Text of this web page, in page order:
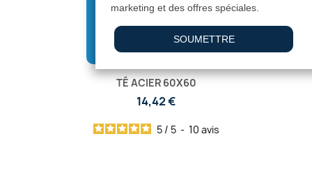
TÉ ACIER 60X60
14,42 €
5 / 5 - 10 avis